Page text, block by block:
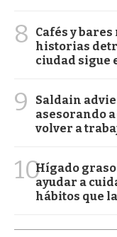
8
Cafés y
historias
ciudad sigue
9
Saldain
asesorando
volver a
10Hígado
ayudar a
hábitos que